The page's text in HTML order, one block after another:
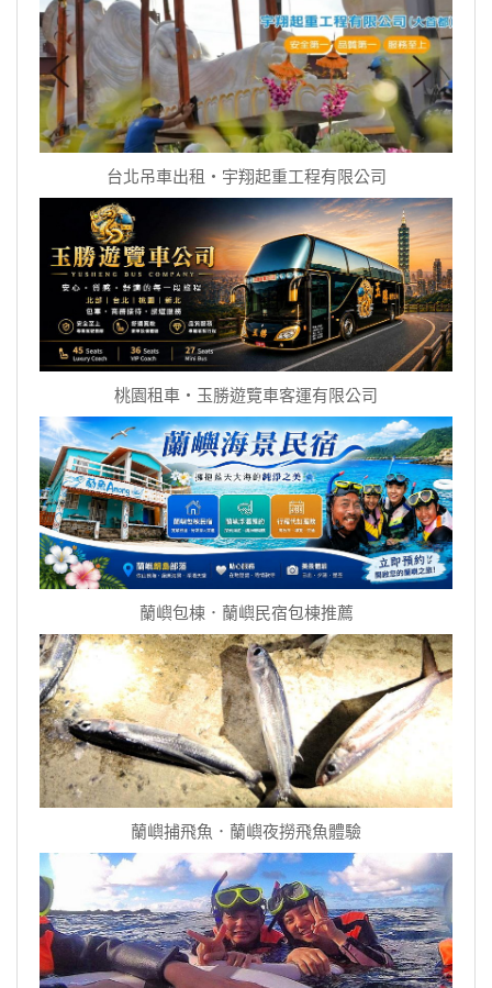
台北吊車出租‧宇翔起重工程有限公司
桃園租車‧玉勝遊覽車客運有限公司
蘭嶼包棟．蘭嶼民宿包棟推薦
蘭嶼捕飛魚．蘭嶼夜撈飛魚體驗